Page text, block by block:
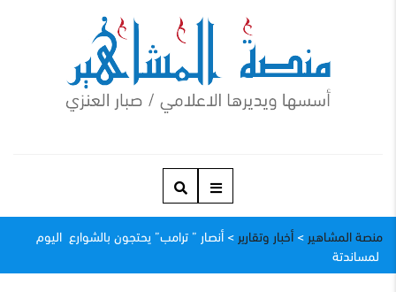
منصة المشاهير >أخبار وتقارير >أنصار ” ترامب” يحتجون بالشوارع اليوم
لمساندتة